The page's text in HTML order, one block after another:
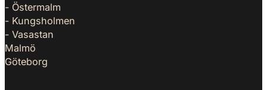
- Östermalm
- Kungsholmen
- Vasastan
Malmö
Göteborg